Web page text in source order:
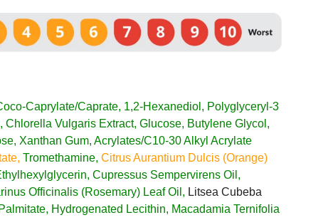
Caprylate/Caprate, 1,2-Hexanediol, Polyglyceryl-3
Chlorella Vulgaris Extract, Glucose, Butylene Glycol,
Xanthan Gum, Acrylates/C10-30 Alkyl Acrylate
Tromethamine, Citrus Aurantium Dulcis (Orange)
Cupressus Sempervirens Oil,
Officinalis (Rosemary) Leaf Oil, Litsea Cubeba
Hydrogenated Lecithin, Macadamia Ternifolia